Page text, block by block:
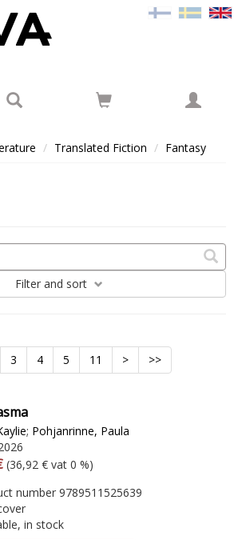
Translated Fiction Fantasy
Filter and sort
3 4 5 11 > >>
; Pohjanrinne, Paula
hinta
Excl. vat
(36,92 € vat 0 %)
number 9789511525639
in stock